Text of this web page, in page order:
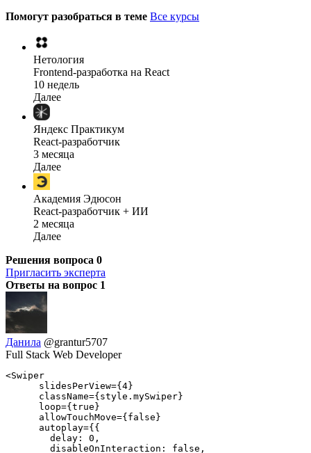
Помогут разобраться в теме Все курсы
Нетология
Frontend-разработка на React
10 недель
Далее
Яндекс Практикум
React-разработчик
3 месяца
Далее
Академия Эдюсон
React-разработчик + ИИ
2 месяца
Далее
Решения вопроса 0
Пригласить эксперта
Ответы на вопрос 1
Данила @grantur5707
Full Stack Web Developer
<Swiper
      slidesPerView={4}
      className={style.mySwiper}
      loop={true}
      allowTouchMove={false}
      autoplay={{
        delay: 0,
        disableOnInteraction: false,